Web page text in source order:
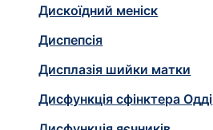
Дискоїдний меніск
Диспепсія
Дисплазія шийки матки
Дисфункція сфінктера Одді